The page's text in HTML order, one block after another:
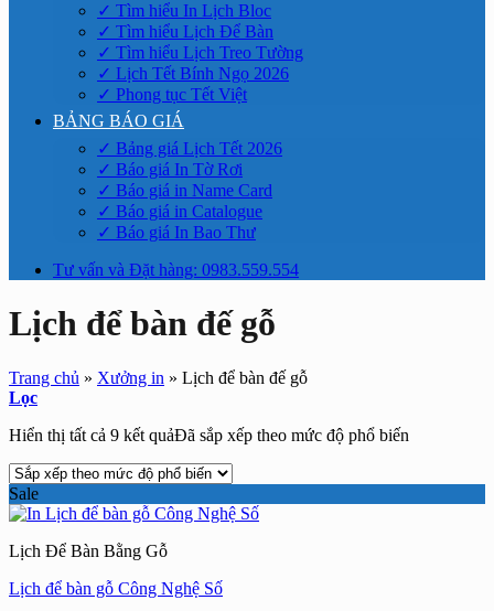
✓ Tìm hiểu In Lịch Bloc
✓ Tìm hiểu Lịch Để Bàn
✓ Tìm hiểu Lịch Treo Tường
✓ Lịch Tết Bính Ngọ 2026
✓ Phong tục Tết Việt
BẢNG BÁO GIÁ
✓ Bảng giá Lịch Tết 2026
✓ Báo giá In Tờ Rơi
✓ Báo giá in Name Card
✓ Báo giá in Catalogue
✓ Báo giá In Bao Thư
Tư vấn và Đặt hàng: 0983.559.554
Lịch để bàn đế gỗ
Trang chủ » Xưởng in » Lịch để bàn đế gỗ
Lọc
Hiển thị tất cả 9 kết quảĐã sắp xếp theo mức độ phổ biến
Sale
Lịch Để Bàn Bằng Gỗ
Lịch để bàn gỗ Công Nghệ Số